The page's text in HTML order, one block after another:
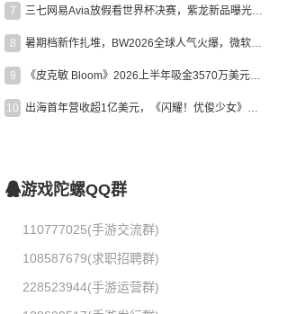
7 三七网易Avia放假看世界杯决赛，紫龙新品曝光，米哈游新作上线 | 陀螺周报
8 暑期档新作扎堆，BW2026全球人气火爆，微软XBOX大裁员|陀螺周报
9 《皮克敏 Bloom》2026上半年吸金3570万美元，中国台湾成最大市场
10 出海首年营收超1亿美元，《闪耀！优俊少女》美国市场占比达七成
游戏陀螺QQ群
110777025(手游交流群)
108587679(求职招聘群)
228523944(手游运营群)